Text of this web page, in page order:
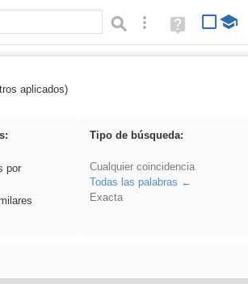
Búsqueda avanzada
Ayuda
(en
aplicados)
por
Tipo de búsqueda:
Cualquier coincidencia
Todas las palabras
Exacta